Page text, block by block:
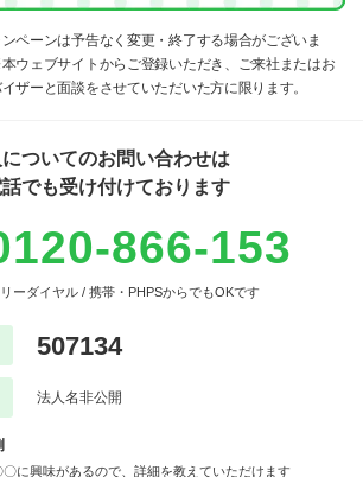
ペーンは予告なく変更・終了する場合がございま
ウェブサイトからご登録いただき、ご来社またはお
ザーと面談をさせていただいた方に限ります。
ついてのお問い合わせは
でも受け付けております
866-153
ーダイヤル / 携帯・PHPSからでもOKです
507134
法人名非公開
〇に興味があるので、詳細を教えていただけます